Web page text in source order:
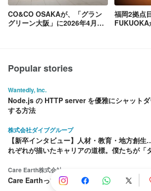
CO&CO OSAKAが、「グラン
グリーン大阪」に2026年4月オ
福岡2拠点
FUKUOKA
Popular stories
Wantedly, Inc.
Node.js の HTTP server を優雅にシャット
する方法
株式会社ダイブグループ
【新卒インタビュー】人材・教育・地方創
れぞれが描いたキャリアの道標。僕たちが「
Care Earth株式会社
Care Earthって何をしている会社？